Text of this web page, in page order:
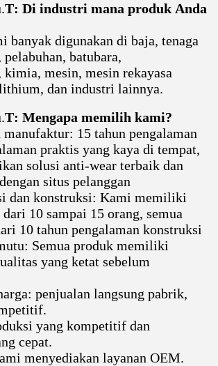
T: Di industri mana produk Anda
banyak digunakan di baja, tenaga
batubara,
kimia, mesin, mesin rekayasa
dan industri lainnya.
T: Mengapa memilih kami?
manufaktur: 15 tahun pengalaman
praktis yang kaya di tempat,
solusi anti-wear terbaik dan
situs pelanggan
dan konstruksi: Kami memiliki
10 sampai 15 orang, semua
10 tahun pengalaman konstruksi
Semua produk memiliki
yang ketat sebelum
penjualan langsung pabrik,
yang kompetitif dan
cepat.
menyediakan layanan OEM.